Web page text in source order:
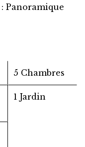
Panoramique
5 Chambres
1 Jardin